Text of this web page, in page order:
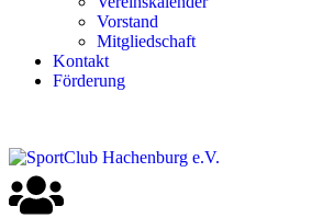
Vor­stand
Mit­glied­schaft
Kon­takt
För­de­rung